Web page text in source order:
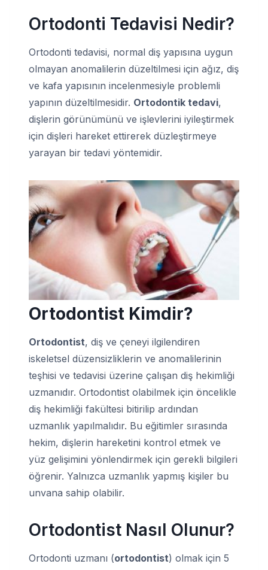
Ortodonti Tedavisi Nedir?
Ortodonti tedavisi, normal diş yapısına uygun
olmayan anomalilerin düzeltilmesi için ağız, diş
ve kafa yapısının incelenmesiyle problemli
yapının düzeltilmesidir. Ortodontik tedavi,
dişlerin görünümünü ve işlevlerini iyileştirmek
için dişleri hareket ettirerek düzleştirmeye
yarayan bir tedavi yöntemidir.
Ortodontist Kimdir?
Ortodontist, diş ve çeneyi ilgilendiren
iskeletsel düzensizliklerin ve anomalilerinin
teşhisi ve tedavisi üzerine çalışan diş hekimliği
uzmanıdır. Ortodontist olabilmek için öncelikle
diş hekimliği fakültesi bitirilip ardından
uzmanlık yapılmalıdır. Bu eğitimler sırasında
hekim, dişlerin hareketini kontrol etmek ve
yüz gelişimini yönlendirmek için gerekli bilgileri
öğrenir. Yalnızca uzmanlık yapmış kişiler bu
unvana sahip olabilir.
Ortodontist Nasıl Olunur?
Ortodonti uzmanı (ortodontist) olmak için 5